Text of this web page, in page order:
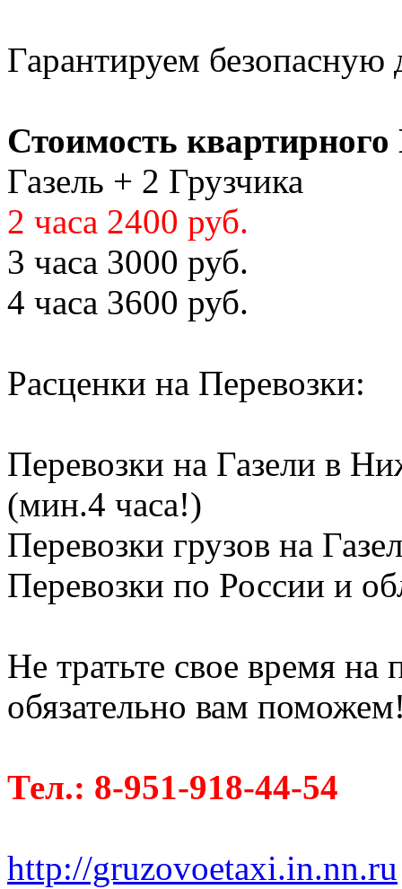
Гарантируем безопасную
Стоимость квартирного
Газель + 2 Грузчика
2 часа 2400 руб.
3 часа 3000 руб.
4 часа 3600 руб.
Расценки на Перевозки:
Перевозки на Газели в
(мин.4 часа!)
Перевозки грузов на
Перевозки по России и
Не тратьте свое время
обязательно вам
Тел.: 8-951-918-44-54
http://gruzovoetaxi.in.nn.ru